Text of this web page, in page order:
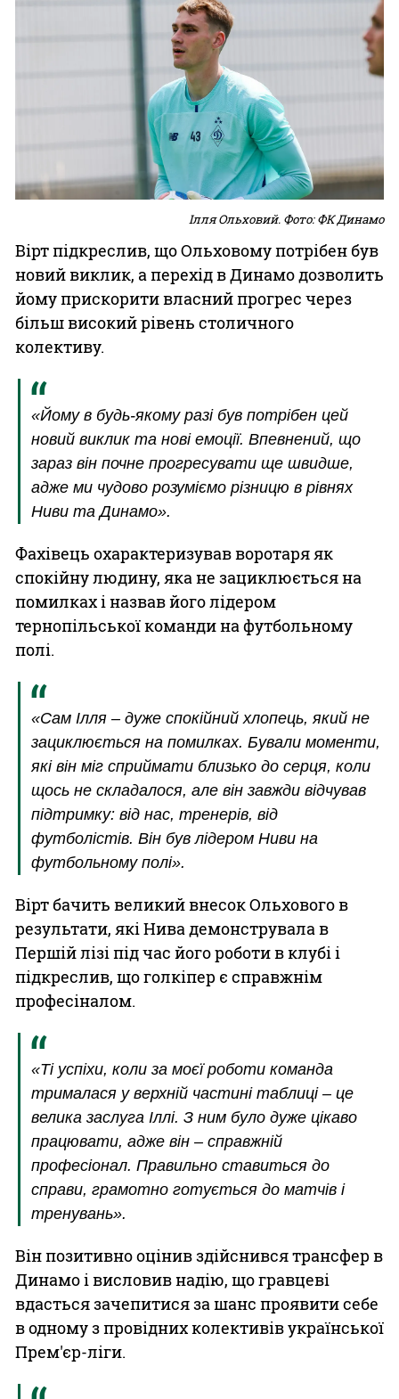
Ілля Ольховий. Фото: ФК Динамо
Вірт підкреслив, що Ольховому потрібен був
новий виклик, а перехід в Динамо дозволить
йому прискорити власний прогрес через
більш високий рівень столичного
колективу.
«Йому в будь-якому разі був потрібен цей
новий виклик та нові емоції. Впевнений, що
зараз він почне прогресувати ще швидше,
адже ми чудово розуміємо різницю в рівнях
Ниви та Динамо».
Фахівець охарактеризував воротаря як
спокійну людину, яка не зациклюється на
помилках і назвав його лідером
тернопільської команди на футбольному
полі.
«Сам Ілля – дуже спокійний хлопець, який не
зациклюється на помилках. Бували моменти,
які він міг сприймати близько до серця, коли
щось не складалося, але він завжди відчував
підтримку: від нас, тренерів, від
футболістів. Він був лідером Ниви на
футбольному полі».
Вірт бачить великий внесок Ольхового в
результати, які Нива демонструвала в
Першій лізі під час його роботи в клубі і
підкреслив, що голкіпер є справжнім
професіналом.
«Ті успіхи, коли за моєї роботи команда
трималася у верхній частині таблиці – це
велика заслуга Іллі. З ним було дуже цікаво
працювати, адже він – справжній
професіонал. Правильно ставиться до
справи, грамотно готується до матчів і
тренувань».
Він позитивно оцінив здійснився трансфер в
Динамо і висловив надію, що гравцеві
вдасться зачепитися за шанс проявити себе
в одному з провідних колективів української
Прем'єр-ліги.